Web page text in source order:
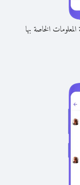
الخاصة بها